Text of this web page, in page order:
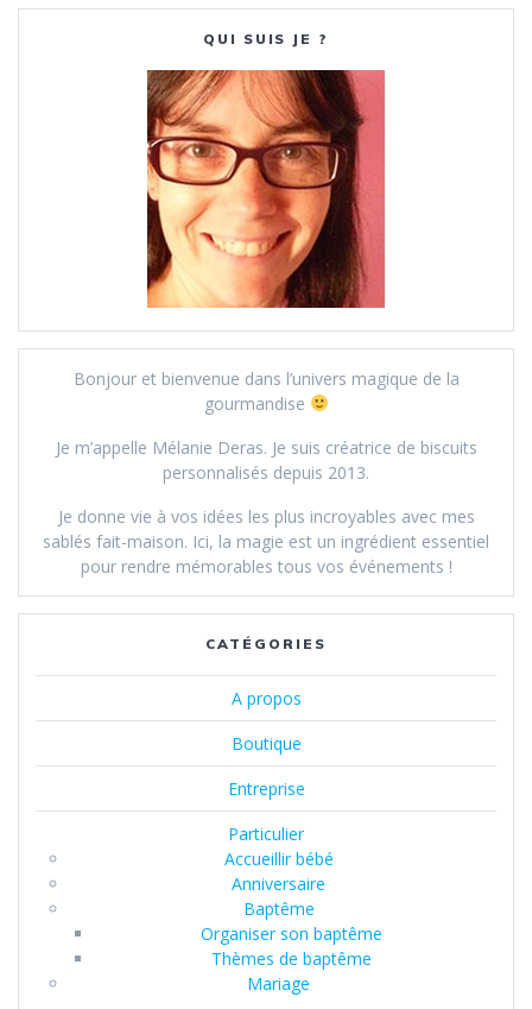
QUI SUIS JE ?
Bonjour et bienvenue dans l’univers magique de la
gourmandise
Je m’appelle Mélanie Deras. Je suis créatrice de biscuits
personnalisés depuis 2013.
Je donne vie à vos idées les plus incroyables avec mes
sablés fait-maison. Ici, la magie est un ingrédient essentiel
pour rendre mémorables tous vos événements !
CATÉGORIES
A propos
Boutique
Entreprise
Particulier
Accueillir bébé
Anniversaire
Baptême
Organiser son baptême
Thèmes de baptême
Mariage